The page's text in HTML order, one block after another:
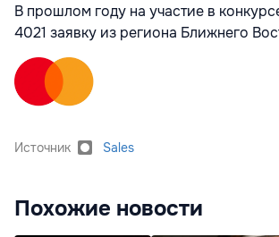
В прошлом году на участие в
4021 заявку из региона Ближнего
Источник Sales
Похожие новости